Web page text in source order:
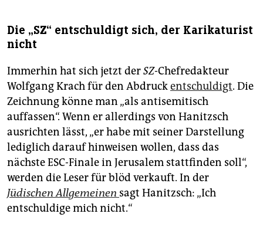
Die „SZ“ entschuldigt sich, der Karikaturist
nicht
Immerhin hat sich jetzt derSZ-Chefredakteur
Wolfgang Krach für den Abdruckentschuldigt. Die
Zeichnung könne man „als antisemitisch
auffassen“. Wenn er allerdings von Hanitzsch
ausrichten lässt, „er habe mit seiner Darstellung
lediglich darauf hinweisen wollen, dass das
nächste ESC-Finale in Jerusalem stattfinden soll“,
werden die Leser für blöd verkauft. In der
Jüdischen Allgemeinen sagt Hanitzsch: „Ich
entschuldige mich nicht.“